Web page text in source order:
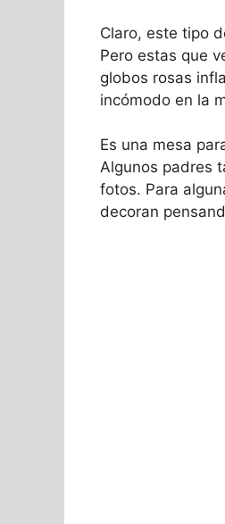
Claro, este tipo
Pero estas que
globos rosas
incómodo en la
Es una mesa
Algunos padres
fotos. Para
decoran